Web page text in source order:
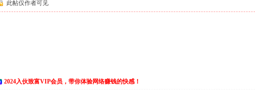
此帖仅作者可见
2024入伙致富VIP会员，带你体验网络赚钱的快感！